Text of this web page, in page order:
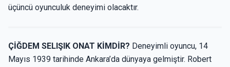
üçüncü oyunculuk deneyimi olacaktır.
ÇİĞDEM SELIŞIK ONAT KİMDİR? Deneyimli oyuncu, 14
Mayıs 1939 tarihinde Ankara’da dünyaya gelmiştir. Robert